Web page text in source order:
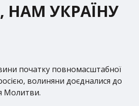
УКРАЇНУ
початку повномасштабної
волиняни доєдналися до
Молитви.